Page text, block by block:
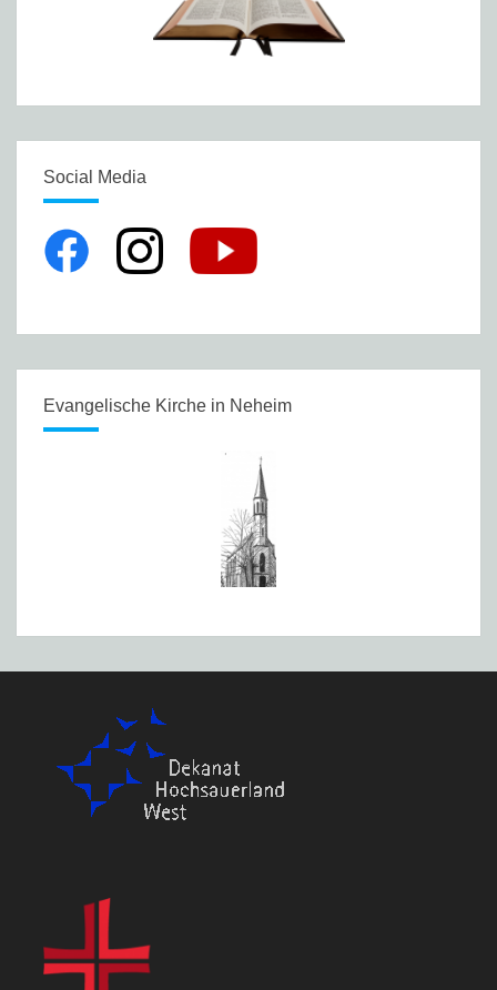
Social Media
Evangelische Kirche in Neheim